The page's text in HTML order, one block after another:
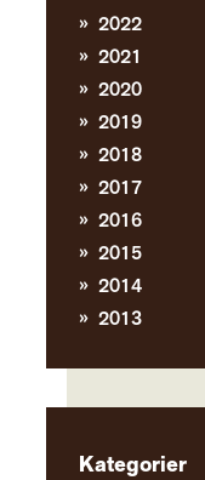
2022
2021
2020
2019
2018
2017
2016
2015
2014
2013
Kategorier